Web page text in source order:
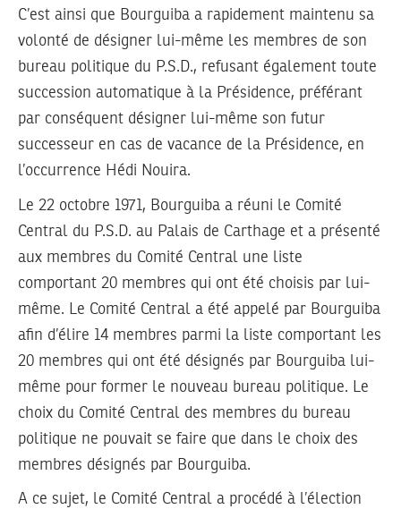
C’est ainsi que Bourguiba a rapidement maintenu sa
volonté de désigner lui-même les membres de son
bureau politique du P.S.D., refusant également toute
succession automatique à la Présidence, préférant
par conséquent désigner lui-même son futur
successeur en cas de vacance de la Présidence, en
l’occurrence Hédi Nouira.
Le 22 octobre 1971, Bourguiba a réuni le Comité
Central du P.S.D. au Palais de Carthage et a présenté
aux membres du Comité Central une liste
comportant 20 membres qui ont été choisis par lui-
même. Le Comité Central a été appelé par Bourguiba
afin d’élire 14 membres parmi la liste comportant les
20 membres qui ont été désignés par Bourguiba lui-
même pour former le nouveau bureau politique. Le
choix du Comité Central des membres du bureau
politique ne pouvait se faire que dans le choix des
membres désignés par Bourguiba.
A ce sujet, le Comité Central a procédé à l’élection